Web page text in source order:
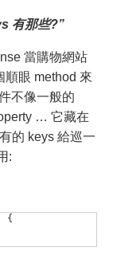
有那些?”
當購物網站
順眼 method 來
不像一般的
… 它藏在
的 keys 給巡一
:
{